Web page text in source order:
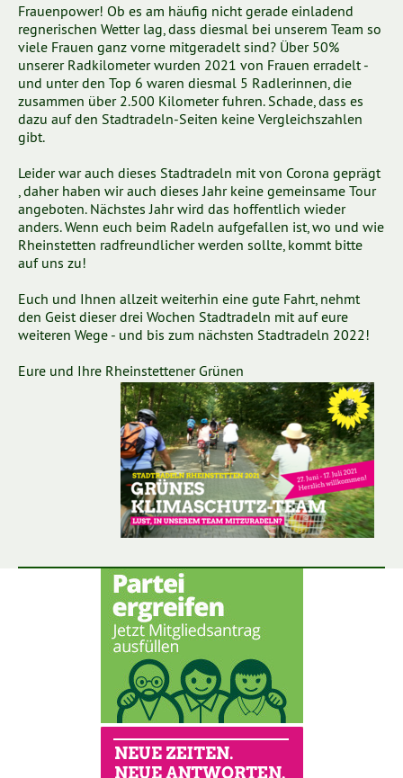
Frauenpower! Ob es am häufig nicht gerade einladend
regnerischen Wetter lag, dass diesmal bei unserem Team so
viele Frauen ganz vorne mitgeradelt sind? Über 50%
unserer Radkilometer wurden 2021 von Frauen erradelt -
und unter den Top 6 waren diesmal 5 Radlerinnen, die
zusammen über 2.500 Kilometer fuhren. Schade, dass es
dazu auf den Stadtradeln-Seiten keine Vergleichszahlen
gibt.
Leider war auch dieses Stadtradeln mit von Corona geprägt
, daher haben wir auch dieses Jahr keine gemeinsame Tour
angeboten. Nächstes Jahr wird das hoffentlich wieder
anders. Wenn euch beim Radeln aufgefallen ist, wo und wie
Rheinstetten radfreundlicher werden sollte, kommt bitte
auf uns zu!
Euch und Ihnen allzeit weiterhin eine gute Fahrt, nehmt
den Geist dieser drei Wochen Stadtradeln mit auf eure
weiteren Wege - und bis zum nächsten Stadtradeln 2022!
Eure und Ihre Rheinstettener Grünen